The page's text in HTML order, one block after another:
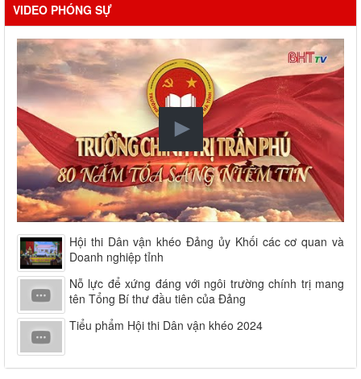
VIDEO PHÓNG SỰ
Hội thi Dân vận khéo Đảng ủy Khối các cơ quan và
Doanh nghiệp tỉnh
Nỗ lực để xứng đáng với ngôi trường chính trị mang
tên Tổng Bí thư đầu tiên của Đảng
Tiểu phẩm Hội thi Dân vận khéo 2024